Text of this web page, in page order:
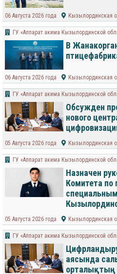
06 Августа 2026 года Кызылординская
ГУ «Аппарат акима Кызылординской
В
06 Августа 2026 года Кызылординская
ГУ «Аппарат акима Кызылординской
Обсужден
нового
05 Августа 2026 года Кызылординская
ГУ «Аппарат акима Кызылординской
Назначен
Комитета по
05 Августа 2026 года Кызылординская
ГУ «Аппарат акима Кызылординской
аясында